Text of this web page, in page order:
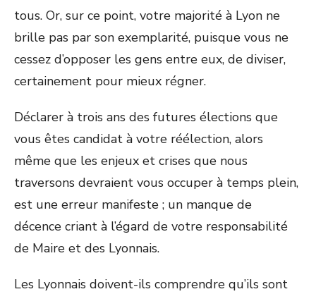
tous. Or, sur ce point, votre majorité à Lyon ne
brille pas par son exemplarité, puisque vous ne
cessez d’opposer les gens entre eux, de diviser,
certainement pour mieux régner.
Déclarer à trois ans des futures élections que
vous êtes candidat à votre réélection, alors
même que les enjeux et crises que nous
traversons devraient vous occuper à temps plein,
est une erreur manifeste ; un manque de
décence criant à l’égard de votre responsabilité
de Maire et des Lyonnais.
Les Lyonnais doivent-ils comprendre qu’ils sont